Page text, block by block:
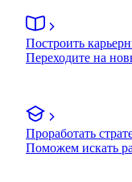
Построить
Переходите на
Проработать
Поможем искать